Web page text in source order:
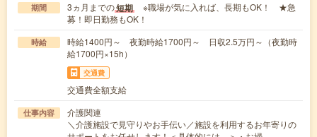
期間 3ヵ月までの短期
※職場が気に入れば、長期もOK！ ★急
募！即日勤務もOK！
時給
時給1400円～ 夜勤時給1700円～ 日収2.5万円～（夜勤時
給1700円×15h）
交通費
交通費全額支給
仕事内容
介護関連
＼介護施設で見守りやお手伝い／施設を利用するお年寄りの